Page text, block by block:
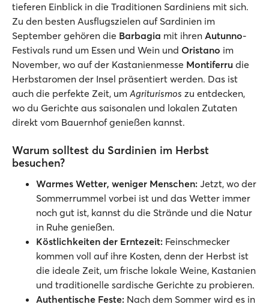
tieferen Einblick in die Traditionen Sardiniens mit sich.
Zu den besten Ausflugszielen auf Sardinien im
September gehören die Barbagia mit ihren Autunno-
Festivals rund um Essen und Wein und Oristano im
November, wo auf der Kastanienmesse Montiferru die
Herbstaromen der Insel präsentiert werden. Das ist
auch die perfekte Zeit, um Agriturismos zu entdecken,
wo du Gerichte aus saisonalen und lokalen Zutaten
direkt vom Bauernhof genießen kannst.
Warum solltest du Sardinien im Herbst
besuchen?
Warmes Wetter, weniger Menschen: Jetzt, wo der
Sommerrummel vorbei ist und das Wetter immer
noch gut ist, kannst du die Strände und die Natur
in Ruhe genießen.
Köstlichkeiten der Erntezeit: Feinschmecker
kommen voll auf ihre Kosten, denn der Herbst ist
die ideale Zeit, um frische lokale Weine, Kastanien
und traditionelle sardische Gerichte zu probieren.
Authentische Feste: Nach dem Sommer wird es in